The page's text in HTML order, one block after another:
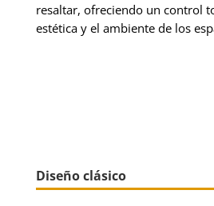
resaltar, ofreciendo un control
estética y el ambiente de los
Diseño clásico